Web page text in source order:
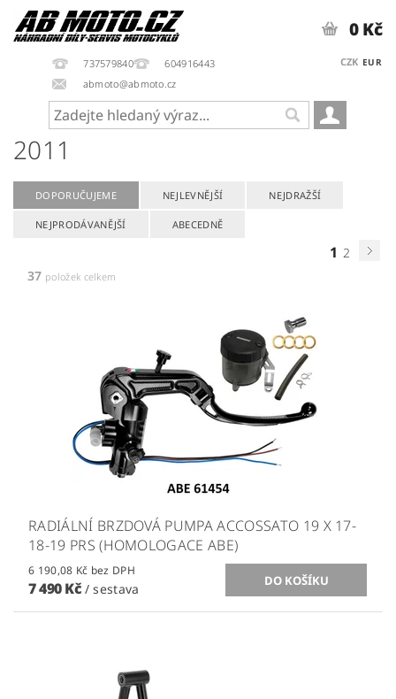
737579840
604916443
abmoto@abmoto.cz
CZK EUR
0 Kč
2011
DOPORUČUJEME NEJLEVNĚJŠÍ NEJDRAŽŠÍ
NEJPRODÁVANĚJŠÍ ABECEDNĚ
1 2
37 položek celkem
RADIÁLNÍ BRZDOVÁ PUMPA ACCOSSATO 19 X 17-
18-19 PRS (HOMOLOGACE ABE)
6 190,08 Kč bez DPH
7 490 Kč / sestava